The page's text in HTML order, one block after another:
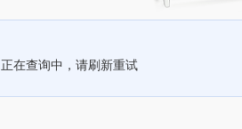
正在查询中，请刷新重试